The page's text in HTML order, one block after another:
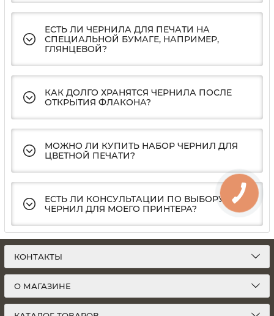
ЕСТЬ ЛИ ЧЕРНИЛА ДЛЯ ПЕЧАТИ НА
СПЕЦИАЛЬНОЙ БУМАГЕ, НАПРИМЕР,
ГЛЯНЦЕВОЙ?
КАК ДОЛГО ХРАНЯТСЯ ЧЕРНИЛА ПОСЛЕ
ОТКРЫТИЯ ФЛАКОНА?
МОЖНО ЛИ КУПИТЬ НАБОР ЧЕРНИЛ ДЛЯ
ЦВЕТНОЙ ПЕЧАТИ?
ЕСТЬ ЛИ КОНСУЛЬТАЦИИ ПО ВЫБОРУ
ЧЕРНИЛ ДЛЯ МОЕГО ПРИНТЕРА?
КОНТАКТЫ
О МАГАЗИНЕ